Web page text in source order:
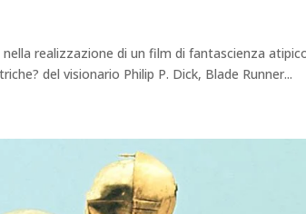
realizzazione di un film di fantascienza
del visionario Philip P. Dick, Blade Runner...